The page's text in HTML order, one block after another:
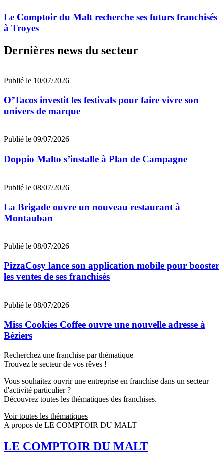
Le Comptoir du Malt recherche ses futurs franchisés
à Troyes
Dernières news du secteur
Publié le 10/07/2026
O’Tacos investit les festivals pour faire vivre son
univers de marque
Publié le 09/07/2026
Doppio Malto s’installe à Plan de Campagne
Publié le 08/07/2026
La Brigade ouvre un nouveau restaurant à
Montauban
Publié le 08/07/2026
PizzaCosy lance son application mobile pour booster
les ventes de ses franchisés
Publié le 08/07/2026
Miss Cookies Coffee ouvre une nouvelle adresse à
Béziers
Recherchez une franchise par thématique
Trouvez le secteur de vos rêves !
Vous souhaitez ouvrir une entreprise en franchise dans un secteur
d'activité particulier ?
Découvrez toutes les thématiques des franchises.
Voir toutes les thématiques
A propos de LE COMPTOIR DU MALT
LE COMPTOIR DU MALT